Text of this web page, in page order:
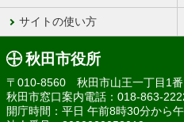
サイトの使い方
秋田市役所
〒010-8560 秋田市山王一丁目1
秋田市窓口案内電話：018-863-
開庁時間：平日 午前8時30分から